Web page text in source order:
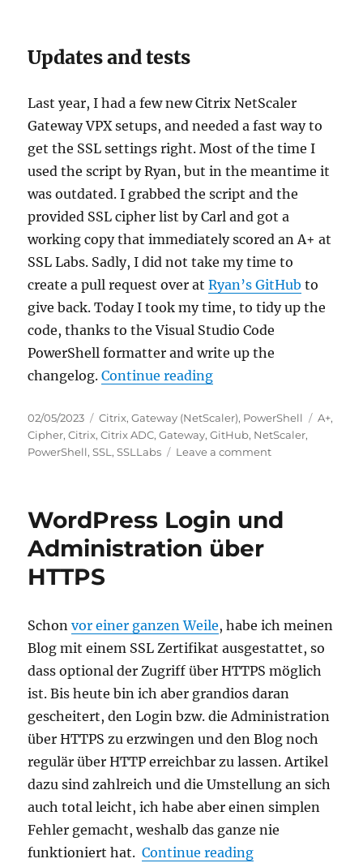
Updates and tests
Last year, I had a few new Citrix NetScaler
Gateway VPX setups, and needed a fast way to
get the SSL settings right. Most of the time I
used the script by Ryan, but in the meantime it
was outdated. I grabbed the script and the
provided SSL cipher list by Carl and got a
working copy that immediately scored an A+ at
SSL Labs. Sadly, I did not take my time to
create a pull request over atRyan’s GitHub to
give back. Today I took my time, to tidy up the
code, thanks to the Visual Studio Code
PowerShell formatter and write up the
changelog.Continue reading“Scoring an A+ at
Posted
on
02/05/2023 Categories
Citrix,Gateway (NetScaler), PowerShell Tags
A+,
Cipher,Citrix,Citrix ADC,Gateway,GitHub, NetScaler,
PowerShell,SSL ,SSLLabs Leave a commenton
at
Q2
update
WordPress Login und
Administration über
HTTPS
Schonvor einer ganzen Weile, habe ich meinen
Blog mit einem SSL Zertifikat ausgestattet, so
dass optional der Zugriff über HTTPS möglich
ist. Bis heute bin ich aber grandios daran
gescheitert, den Login bzw. die Administration
über HTTPS zu erzwingen und den Blog noch
regulär über HTTP erreichbar zu lassen. Artikel
dazu sind zahlreich und die Umstellung an sich
auch total leicht, ich habe aber einen simplen
Fehler gemacht, weshalb das ganze nie
funktioniert hat.Continue reading“WordPress